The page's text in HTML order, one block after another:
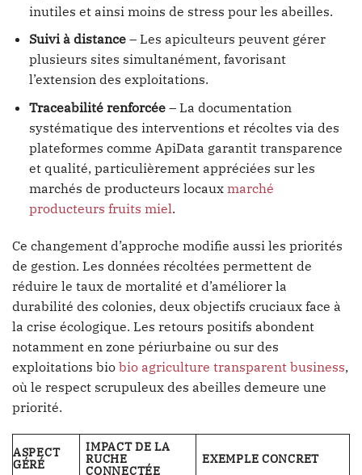
inutiles et ainsi moins de stress pour les abeilles.
Suivi à distance– Les apiculteurs peuvent gérer
plusieurs sites simultanément, favorisant
l’extension des exploitations.
Traceabilité renforcée– La documentation
systématique des interventions et récoltes via des
plateformes comme ApiData garantit transparence
et qualité, particulièrement appréciées sur les
marchés de producteurs locaux marché
producteurs fruits miel.
Ce changement d’approche modifie aussi les priorités
de gestion. Les données récoltées permettent de
réduire le taux de mortalité et d’améliorer la
durabilité des colonies, deux objectifs cruciaux face à
la crise écologique. Les retours positifs abondent
notamment en zone périurbaine ou sur des
exploitations bio bio agriculture transparent business,
où le respect scrupuleux des abeilles demeure une
priorité.
ASPECT
GÉRÉ
IMPACT DE LA
RUCHE
CONNECTÉE
EXEMPLE CONCRET